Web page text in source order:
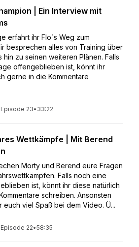
| Ein Interview mit
erfahrt ihr Flo`s Weg zum
besprechen alles von Training über
hin zu seinen weiteren Plänen. Falls
offengeblieben ist, könnt ihr
gerne in die Kommentare
Episode 23• 33:22
Wettkämpfe | Mit Berend
Morty und Berend eure Fragen
Falls noch eine
ist, könnt ihr diese natürlich
schreiben. Ansonsten
euch viel Spaß bei dem Video. Ü...
Episode 22•58:35